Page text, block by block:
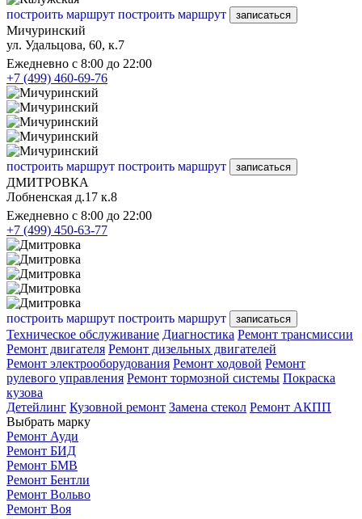
построить маршрут построить маршрут записаться
Мичуринский
ул. Удальцова, 60, к.7
Ежедневно с 8:00 до 22:00
+7 (499) 460-69-76
построить маршрут построить маршрут записаться
ДМИТРОВКА
Лобненская д.17 к.8
Ежедневно с 8:00 до 22:00
+7 (499) 450-63-77
построить маршрут построить маршрут записаться
Техническое обслуживание Диагностика Ремонт трансмиссии
Ремонт двигателя Ремонт дизельных двигателей
Ремонт электрооборудования Ремонт ходовой Ремонт
рулевого управления Ремонт тормозной системы Покраска
кузова
Детейлинг Кузовной ремонт Замена стекол Ремонт АКПП
Выбрать марку
Ремонт Ауди
Ремонт БИД
Ремонт БМВ
Ремонт Бентли
Ремонт Вольво
Ремонт Воя